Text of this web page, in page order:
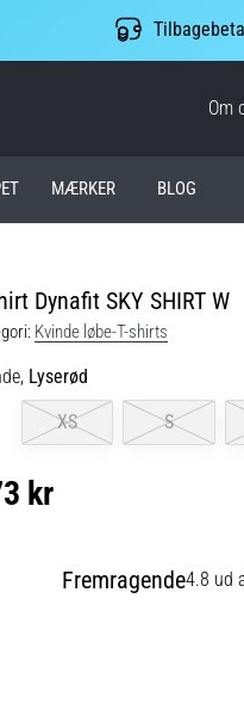
Om
MÆRKER BLOG
Dynafit SKY SHIRT W
Kvinde løbe-T-shirts
Lyserød
XS
S
kr
Fremragende4.8 ud